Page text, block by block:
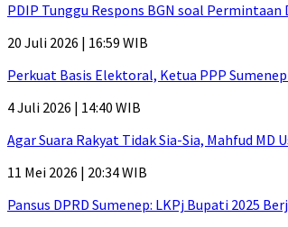
PDIP Tunggu Respons BGN soal
20 Juli 2026 | 16:59 WIB
Perkuat Basis Elektoral, Ketua PPP
4 Juli 2026 | 14:40 WIB
Agar Suara Rakyat Tidak Sia-Sia, Mahfud
11 Mei 2026 | 20:34 WIB
Pansus DPRD Sumenep: LKPj Bupati 2025